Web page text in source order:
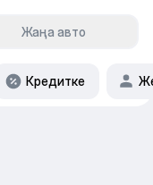
Жаңа авто
Кредитке